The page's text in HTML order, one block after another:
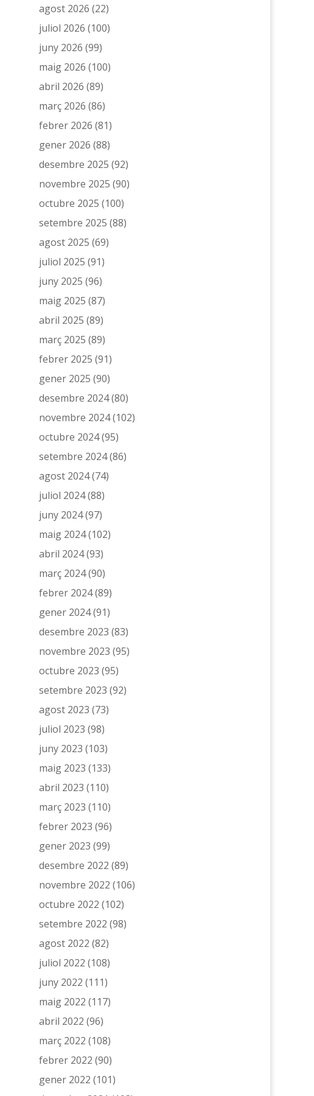
agost 2026 (22)
juliol 2026 (100)
juny 2026 (99)
maig 2026 (100)
abril 2026 (89)
març 2026 (86)
febrer 2026 (81)
gener 2026 (88)
desembre 2025 (92)
novembre 2025 (90)
octubre 2025 (100)
setembre 2025 (88)
agost 2025 (69)
juliol 2025 (91)
juny 2025 (96)
maig 2025 (87)
abril 2025 (89)
març 2025 (89)
febrer 2025 (91)
gener 2025 (90)
desembre 2024(80)
novembre 2024(102)
octubre 2024(95)
setembre 2024(86)
agost 2024(74)
juliol 2024(88)
juny 2024(97)
maig 2024(102)
abril 2024(93)
març 2024(90)
febrer 2024(89)
gener 2024(91)
desembre 2023 (83)
novembre 2023 (95)
octubre 2023 (95)
setembre 2023 (92)
agost 2023 (73)
juliol 2023 (98)
juny 2023 (103)
maig 2023 (133)
abril 2023 (110)
març 2023 (110)
febrer 2023 (96)
gener 2023 (99)
desembre 2022 (89)
novembre 2022 (106)
octubre 2022 (102)
setembre 2022 (98)
agost 2022 (82)
juliol 2022 (108)
juny 2022 (111)
maig 2022 (117)
abril 2022 (96)
març 2022 (108)
febrer 2022 (90)
gener 2022 (101)